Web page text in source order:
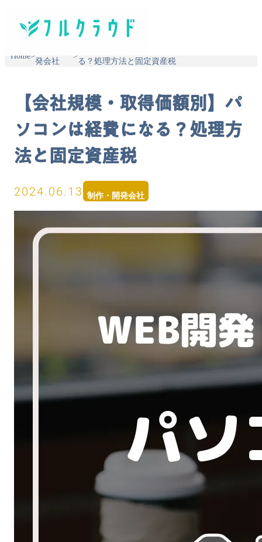
Home>
発会社
>
る？処理方法と固定資産税
【会社規模・取得価額別】パ
ソコンは経費になる？処理方
法と固定資産税
2024.06.13 制作・開発会社